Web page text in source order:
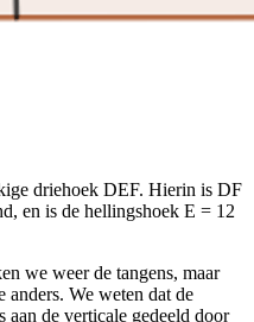
driehoek DEF. Hierin is DF
en is de hellingshoek E = 12
we weer de tangens, maar
anders. We weten dat de
de verticale gedeeld door